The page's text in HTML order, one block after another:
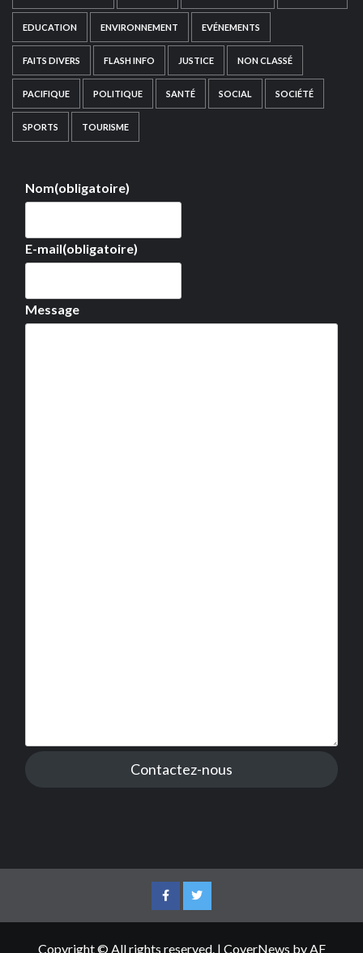
EDUCATION ENVIRONNEMENT EVÉNEMENTS
FAITS DIVERS FLASH INFO JUSTICE NON CLASSÉ
PACIFIQUE POLITIQUE SANTÉ SOCIAL SOCIÉTÉ
SPORTS TOURISME
Nom(obligatoire)
E-mail(obligatoire)
Message
Contactez-nous
FacebookTwitter
Copyright © All rights reserved. | CoverNews by AF